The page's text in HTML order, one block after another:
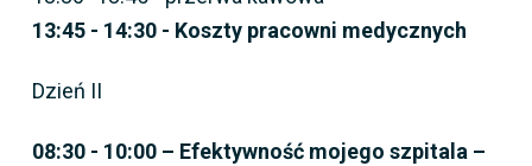
13:45 - 14:30 - Koszty pracowni medycznych
Dzień II
08:30 - 10:00 – Efektywność mojego szpitala –